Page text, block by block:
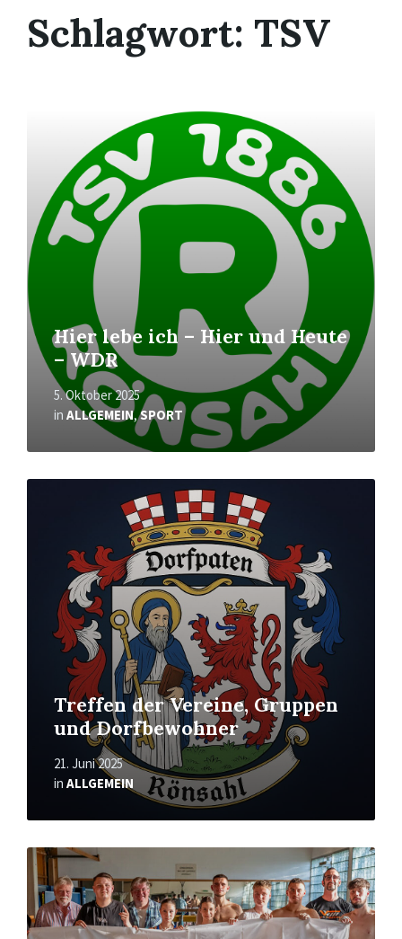
Schlagwort: TSV
Hier lebe ich – Hier und Heute
– WDR
5. Oktober 2025
in ALLGEMEIN,SPORT
Treffen der Vereine, Gruppen
und Dorfbewohner
21. Juni 2025
in ALLGEMEIN
Mehr
Mehr
erfahren